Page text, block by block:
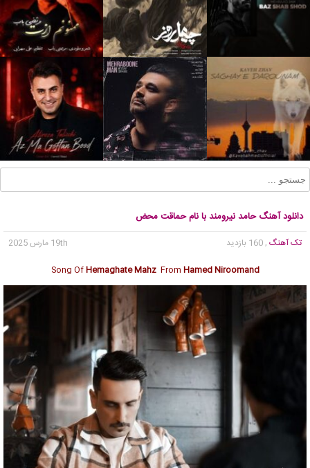
دانلود آهنگ حامد نیرومند با نام حماقت محض
تک آهنگ , 160 بازدید
19th مارس 2025
Song OfHemaghate Mahz From Hamed Niroomand